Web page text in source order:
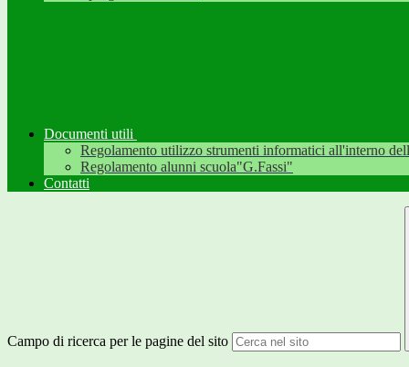
Documenti utili
Regolamento utilizzo strumenti informatici all'interno
Regolamento alunni scuola"G.Fassi"
Contatti
Campo di ricerca per le pagine del sito